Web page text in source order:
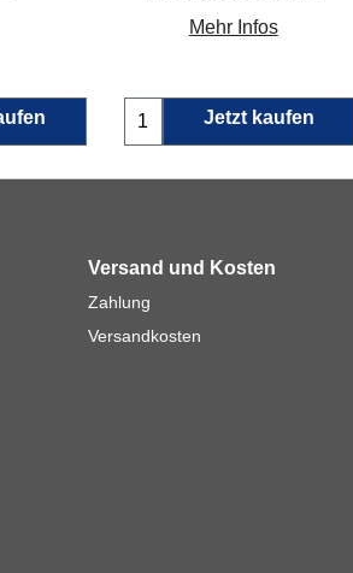
Mehr Infos
Jetzt kaufen
Versand und Kosten
Zahlung
Versandkosten